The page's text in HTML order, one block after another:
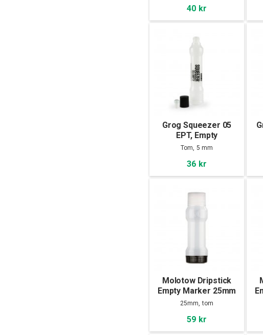
40 kr
Grog Squeezer 05
EPT, Empty
Tom, 5 mm
36 kr
Molotow Dripstick
Empty Marker 25mm
25mm, tom
59 kr